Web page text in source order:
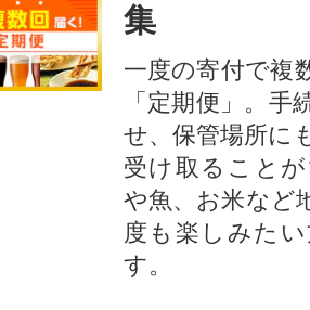
集
一度の寄付で複
「定期便」。
せ、保管場所に
受け取ること
や魚、お米など
度も楽しみた
す。